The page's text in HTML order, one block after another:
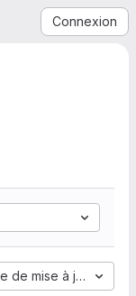
Connexion
de mise à jour